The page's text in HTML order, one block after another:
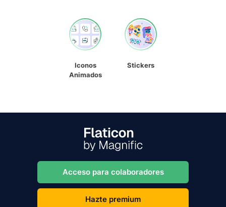
Iconos
Animados
Stickers
Acceso para colaboradores
Hazte premium